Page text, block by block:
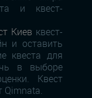
и квест-
Киев квест-
и оставить
квеста для
в выборе
Квест
Qimnata.